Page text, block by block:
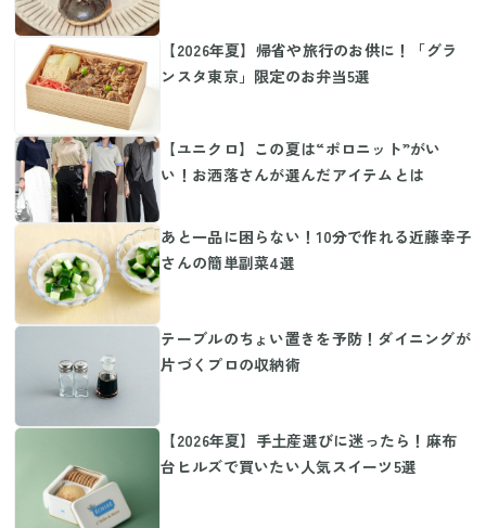
【2026年夏】帰省や旅行のお供に！「グラ
ンスタ東京」限定のお弁当5選
【ユニクロ】この夏は“ポロニット”がい
い！お洒落さんが選んだアイテムとは
あと一品に困らない！10分で作れる近藤幸子
さんの簡単副菜4選
テーブルのちょい置きを予防！ダイニングが
片づくプロの収納術
【2026年夏】手土産選びに迷ったら！麻布
台ヒルズで買いたい人気スイーツ5選